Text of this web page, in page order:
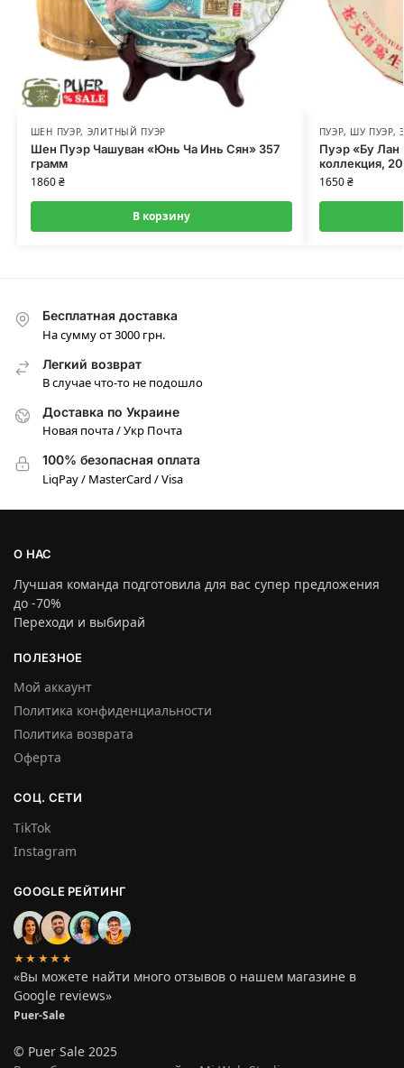
ШЕН ПУЭР, ЭЛИТНЫЙ ПУЭР
Шен Пуэр Чашуван «Юнь Ча Инь Сян» 357
грамм
1860₴
В корзину
ПУЭР, ШУ ПУЭР,
Пуэр «Бу Лан
коллекция,
1650₴
Бесплатная доставка
На сумму от 3000 грн.
Легкий возврат
В случае что-то не подошло
Доставка по Украине
Новая почта / Укр Почта
100% безопасная оплата
LiqPay / MasterCard / Visa
О НАС
Лучшая команда подготовила для вас супер предложения
до -70%
Переходи и выбирай
ПОЛЕЗНОЕ
Мой аккаунт
Политика конфиденциальности
Политика возврата
Оферта
СОЦ. СЕТИ
TikTok
Instagram
GOOGLE РЕЙТИНГ
★★★★★
«Вы можете найти много отзывов о нашем магазине в
Google reviews»
Puer-Sale
© Puer Sale 2025